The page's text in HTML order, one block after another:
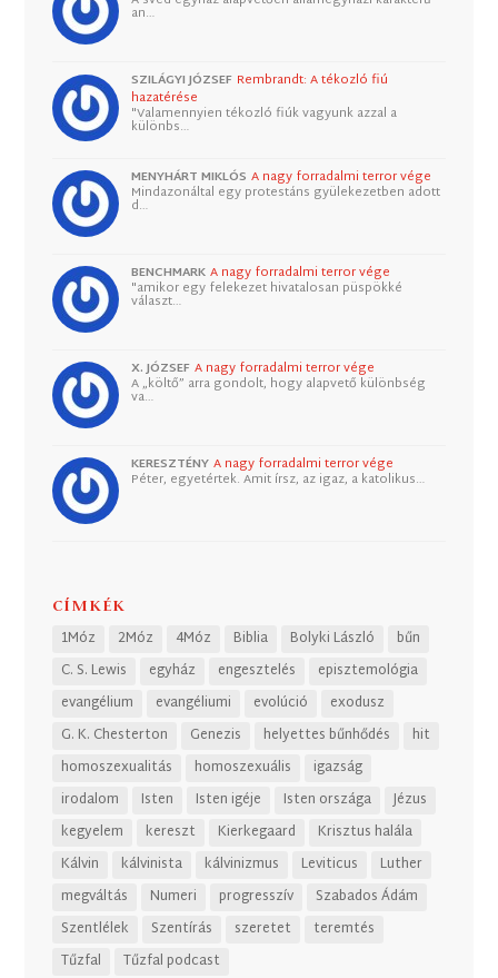
an…
SZILÁGYI JÓZSEF Rembrandt: A tékozló fiú
hazatérése
"Valamennyien tékozló fiúk vagyunk azzal a
különbs…
MENYHÁRT MIKLÓS A nagy forradalmi terror vége
Mindazonáltal egy protestáns gyülekezetben adott
d…
BENCHMARK A nagy forradalmi terror vége
"amikor egy felekezet hivatalosan püspökké
választ…
X. JÓZSEF A nagy forradalmi terror vége
A „költő” arra gondolt, hogy alapvető különbség
va…
KERESZTÉNY A nagy forradalmi terror vége
Péter, egyetértek. Amit írsz, az igaz, a katolikus…
CÍMKÉK
1Móz 2Móz 4Móz Biblia Bolyki László
bűn
C. S. Lewis
egyház engesztelés
episztemológia
evangélium
evangéliumi evolúció
exodusz
G. K. Chesterton
Genezis helyettes bűnhődés
hit
homoszexualitás
homoszexuális
igazság
irodalom
Isten Isten igéje Isten országa
Jézus
kegyelem
kereszt Kierkegaard
Krisztus halála
Kálvin
kálvinista kálvinizmus Leviticus
Luther
megváltás
Numeri progresszív
Szabados Ádám
Szentlélek
Szentírás szeretet
teremtés
Tűzfal
Tűzfal podcast